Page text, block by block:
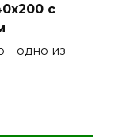
с
– одно из